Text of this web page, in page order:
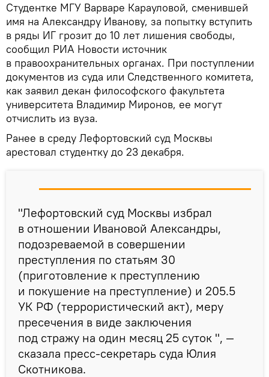
Студентке МГУ Варваре Карауловой, сменившей
имя на Александру Иванову, за попытку вступить
в ряды ИГ грозит до 10 лет лишения свободы,
сообщил РИА Новости источник
в правоохранительных органах. При поступлении
документов из суда или Следственного комитета,
как заявил декан философского факультета
университета Владимир Миронов, ее могут
отчислить из вуза.
Ранее в среду Лефортовский суд Москвы
арестовал студентку до 23 декабря.
"Лефортовский суд Москвы избрал
в отношении Ивановой Александры,
подозреваемой в совершении
преступления по статьям 30
(приготовление к преступлению
и покушение на преступление) и 205.5
УК РФ (террористический акт), меру
пресечения в виде заключения
под стражу на один месяц 25 суток ", —
сказала пресс-секретарь суда Юлия
Скотникова.